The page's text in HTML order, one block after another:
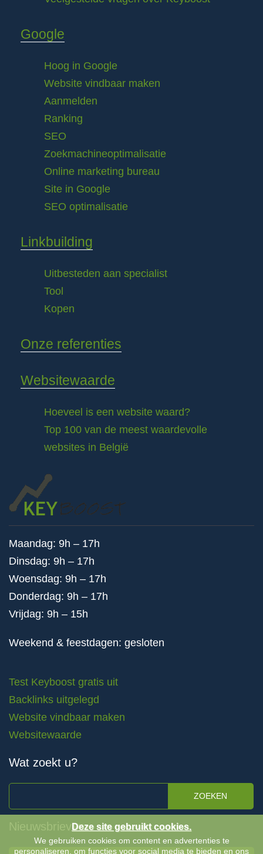
Google
Hoog in Google
Website vindbaar maken
Aanmelden
Ranking
SEO
Zoekmachineoptimalisatie
Online marketing bureau
Site in Google
SEO optimalisatie
Linkbuilding
Uitbesteden aan specialist
Tool
Kopen
Onze referenties
Websitewaarde
Hoeveel is een website waard?
Top 100 van de meest waardevolle
websites in België
Maandag: 9h – 17h
Dinsdag: 9h – 17h
Woensdag: 9h – 17h
Donderdag: 9h – 17h
Vrijdag: 9h – 15h
Weekend & feestdagen: gesloten
Test Keyboost gratis uit
Backlinks uitgelegd
Website vindbaar maken
Websitewaarde
Wat zoekt u?
ZOEKEN
NieuwsbrievenDeze site gebruikt cookies.
We gebruiken cookies om content en advertenties te
personaliseren, om functies voor social media te bieden en ons